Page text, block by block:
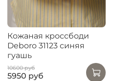
Кожаная кроссбоди
Deboro 31123 синяя
гуашь
10600 руб
5950 руб